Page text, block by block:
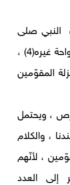
النبي صلى
الله عليه وآله بعث مع عبد الله بن رواحة غيره(4) ،
المقوّمين
، ويحتمل
، والكلام
، لأنّهم
إلى العدد